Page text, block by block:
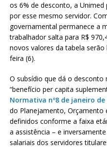
os 6% de desconto, a Unimed
por esse mesmo servidor.
governamental permanece a
trabalhador salta para R$
novos valores da tabela
feira (6).
O subsídio que dá o
“benefício per capita
Normativa nº8 de janeiro de
do Planejamento, Orçamento
definidos conforme a faixa
a assistência – e
salariais dos servidores